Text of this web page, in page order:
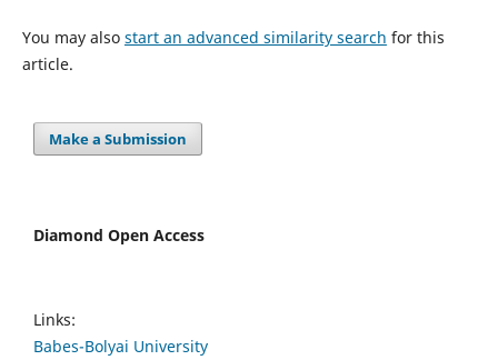
You may also start an advanced similarity search for this
article.
Make a Submission
Diamond Open Access
Links:
Babes-Bolyai University